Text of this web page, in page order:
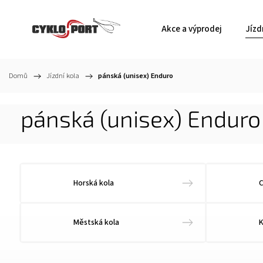
Akce a výprodej
Domů / Jízdní kola / pánská (unisex) Enduro
pánská (unisex) Enduro
Horská kola
Městská kola